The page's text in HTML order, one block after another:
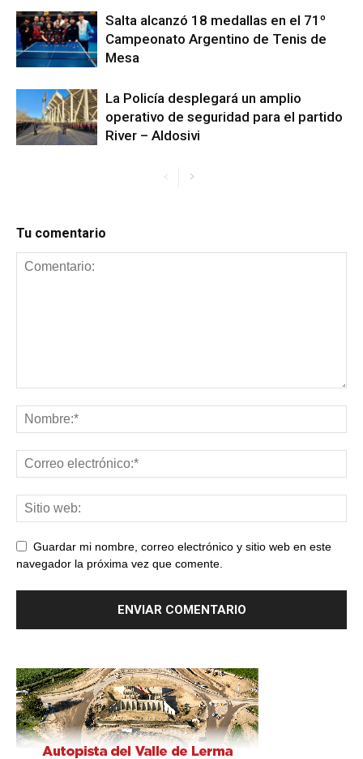
Salta alcanzó 18 medallas en el 71º
Campeonato Argentino de Tenis de
Mesa
La Policía desplegará un amplio
operativo de seguridad para el partido
River – Aldosivi
Tu comentario
Guardar mi nombre, correo electrónico y sitio web en este
navegador la próxima vez que comente.